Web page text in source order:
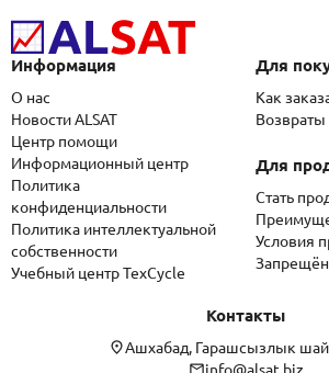
Информация
О нас
Новости ALSAT
Центр помощи
Информационный центр
Политика
конфиденциальности
Политика интеллектуальной
собственности
Учебный центр TexCycle
Для
Как
Возвраты
Для
Стать
Условия
Контакты
Ашхабад, Гарашсызлык
info@alsat.biz